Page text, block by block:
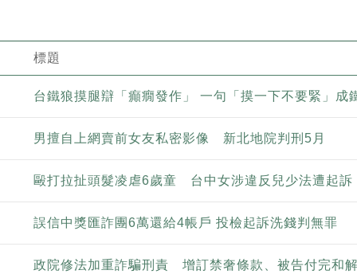
標題
台鐵狼摸腿辯「癲癇發作」 一句「摸一下不要緊」成
男擅自上網賣前女友私密影像 新北地院判刑5月
毆打拉扯頭髮凌虐6歲童 台中女涉違反兒少法遭起訴
誤信中獎匯詐團6萬還給4帳戶 投檢起訴洗錢判無罪
政院修法加重詐騙刑責 增訂禁奢條款、被告付完和